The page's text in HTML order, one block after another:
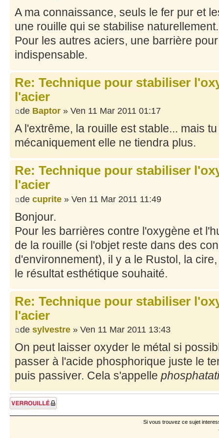
A ma connaissance, seuls le fer pur et
une rouille qui se stabilise naturellement.
Pour les autres aciers, une barrière
indispensable.
Re: Technique pour stabiliser
l'acier
de Baptor » Ven 11 Mar 2011 01:17
A l'extrême, la rouille est stable... mais
mécaniquement elle ne tiendra plus.
Re: Technique pour stabiliser
l'acier
de cuprite » Ven 11 Mar 2011 11:49
Bonjour.
Pour les barrières contre l'oxygène et
de la rouille (si l'objet reste dans des
d'environnement), il y a le Rustol, la
le résultat esthétique souhaité.
Re: Technique pour stabiliser
l'acier
de sylvestre » Ven 11 Mar 2011 13:43
On peut laisser oxyder le métal si
passer à l'acide phosphorique juste le
puis passiver. Cela s'appelle
Sujet verrouillé
Si vous trouvez ce sujet